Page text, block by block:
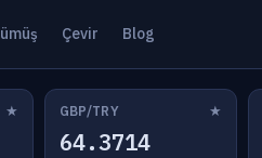
Çevir Blog
★ GBP/TRY ★
64.3714